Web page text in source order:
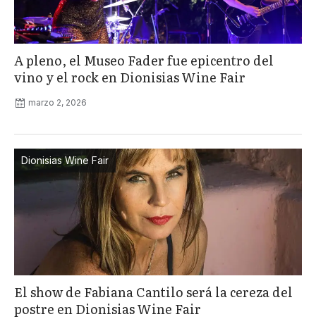
A pleno, el Museo Fader fue epicentro del
vino y el rock en Dionisias Wine Fair
marzo 2, 2026
Dionisias Wine Fair
El show de Fabiana Cantilo será la cereza del
postre en Dionisias Wine Fair